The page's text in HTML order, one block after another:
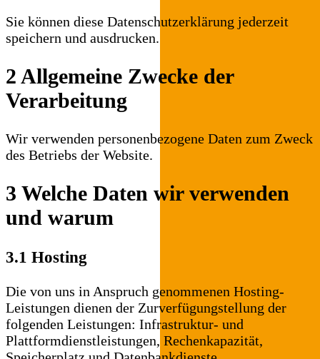
Sie können diese Datenschutzerklärung jederzeit
speichern und ausdrucken.
2 Allgemeine Zwecke der
Verarbeitung
Wir verwenden personenbezogene Daten zum Zweck
des Betriebs der Website.
3 Welche Daten wir verwenden
und warum
3.1 Hosting
Die von uns in Anspruch genommenen Hosting-
Leistungen dienen der Zurverfügungstellung der
folgenden Leistungen: Infrastruktur- und
Plattformdienstleistungen, Rechenkapazität,